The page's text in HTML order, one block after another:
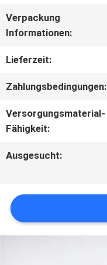
KONTAKT
NACHRICHTEN
ALLE
FÄLLE
REFERENZEN
Verpackung
Informationen:
Lieferzeit:
Zahlungsbedingungen:
Versorgungsmaterial-
Fähigkeit:
Ausgesucht: